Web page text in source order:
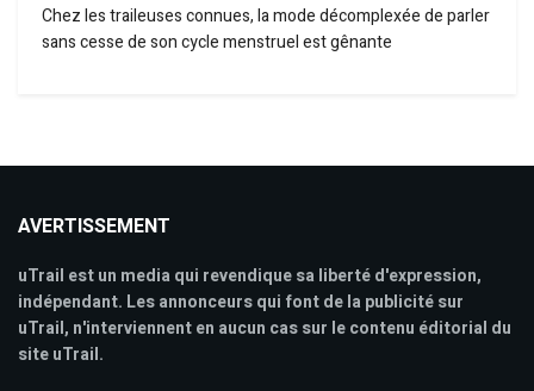
Chez les traileuses connues, la mode décomplexée de parler
sans cesse de son cycle menstruel est gênante
AVERTISSEMENT
uTrail est un media qui revendique sa liberté d'expression,
indépendant. Les annonceurs qui font de la publicité sur
uTrail, n'interviennent en aucun cas sur le contenu éditorial du
site uTrail.